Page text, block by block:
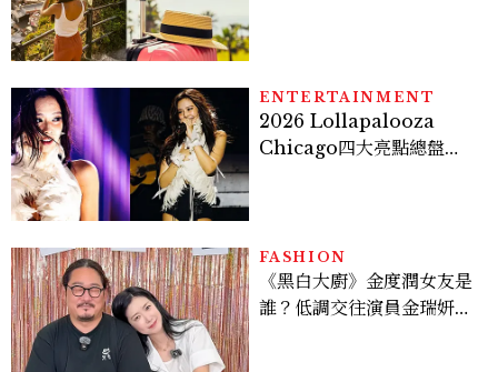
ENTERTAINMENT
2026 Lollapalooza
Chicago四大亮點總盤
FASHION
《黑白大廚》金度潤女友是
誰？低調交往演員金瑞妍、